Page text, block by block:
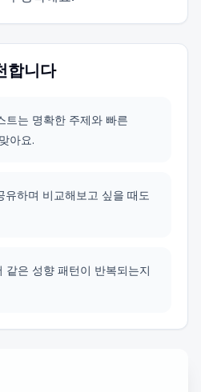
합니다
트는 명확한 주제와 빠른
아요.
유하며 비교해보고 싶을 때도
같은 성향 패턴이 반복되는지